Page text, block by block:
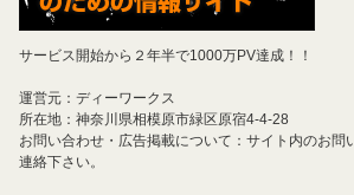
サービス開始から２年半で1000万PV達成！！
運営元：ディーワークス
所在地：神奈川県相模原市緑区原宿4-4-28
お問い合わせ・広告掲載について：サイト内のお問
連絡下さい。